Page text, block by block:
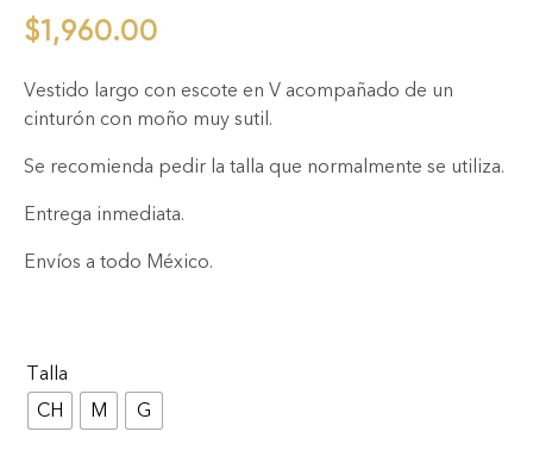
$1,960.00
Vestido largo con escote en V acompañado de un
cinturón con moño muy sutil.
Se recomienda pedir la talla que normalmente se utiliza.
Entrega inmediata.
Envíos a todo México.
Talla
CH
M G